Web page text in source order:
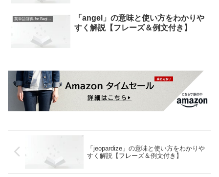
英単語辞典 for Beginners
「angel」の意味と使い方をわかりや
すく解説【フレーズ＆例文付き】
「jeopardize」の意味と使い方をわかりや
すく解説【フレーズ＆例文付き】